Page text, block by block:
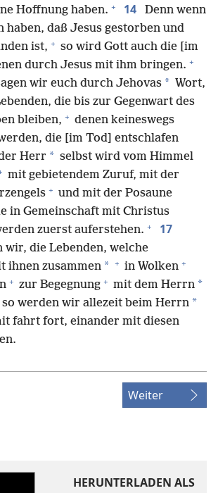
Hoffnung haben. + 14
Denn wenn
haben, daß Jesus gestorben und
ist, + so wird Gott auch die [im
durch Jesus mit ihm bringen. +
wir euch durch Jehovas * Wort,
die bis zur Gegenwart des
bleiben, + denen keineswegs
die [im Tod] entschlafen
Herr * selbst wird vom Himmel
mit gebietendem Zuruf, mit der
+ und mit der Posaune
in Gemeinschaft mit Christus
zuerst auferstehen. + 17
wir, die Lebenden, welche
ihnen zusammen * + in Wolken +
+ zur Begegnung + mit dem Herrn *
werden wir allezeit beim Herrn *
fahrt fort, einander mit diesen
Weiter
HERUNTERLADEN ALS